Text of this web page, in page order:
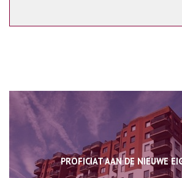
PROFICIAT AAN DE NIEUWE